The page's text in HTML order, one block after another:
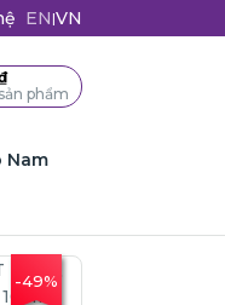
EN|VN
phẩm
Nam
-49%